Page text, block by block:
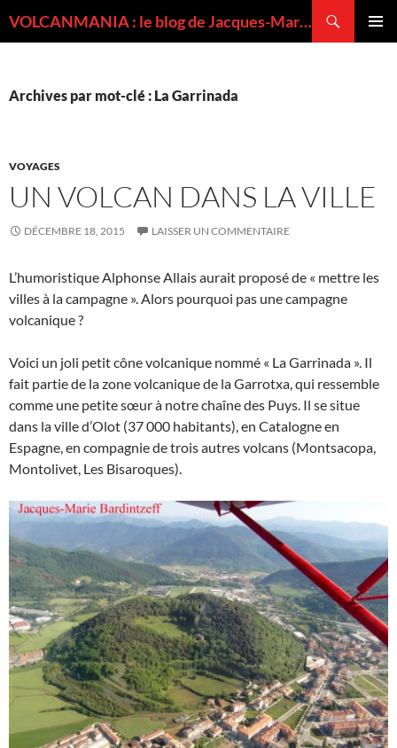
VOLCANMANIA : le blog de Jacques-Marie BARDINTZEFF, volcanologue
Archives par mot-clé : La Garrinada
VOYAGES
UN VOLCAN DANS LA VILLE
DÉCEMBRE 18, 2015 LAISSER UN COMMENTAIRE
L’humoristique Alphonse Allais aurait proposé de « mettre les
villes à la campagne ». Alors pourquoi pas une campagne
volcanique ?
Voici un joli petit cône volcanique nommé « La Garrinada ». Il
fait partie de la zone volcanique de la Garrotxa, qui ressemble
comme une petite sœur à notre chaîne des Puys. Il se situe
dans la ville d’Olot (37 000 habitants), en Catalogne en
Espagne, en compagnie de trois autres volcans (Montsacopa,
Montolivet, Les Bisaroques).